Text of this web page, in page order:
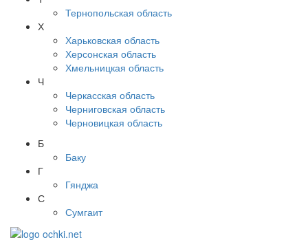
Тернопольская область
Х
Харьковская область
Херсонская область
Хмельницкая область
Ч
Черкасская область
Черниговская область
Черновицкая область
Б
Баку
Г
Гянджа
С
Сумгаит